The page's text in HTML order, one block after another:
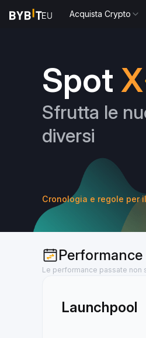
Acquista Crypto
Spot X
Sfrutta le
diversi
Cronologia e regole per
Le performance passate non
Launchpool